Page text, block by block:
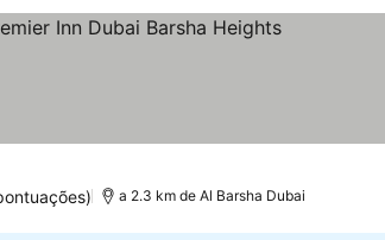
a 2.3 km de Al Barsha Dubai